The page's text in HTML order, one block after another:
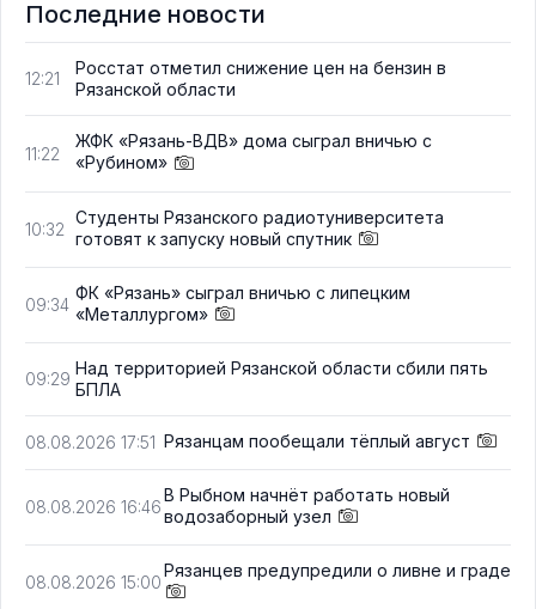
Последние новости
12:21
Росстат отметил снижение цен на бензин в
Рязанской области
11:22
ЖФК «Рязань-ВДВ» дома сыграл вничью с
«Рубином»
10:32
Студенты Рязанского радиотуниверситета
готовят к запуску новый спутник
09:34
ФК «Рязань» сыграл вничью с липецким
«Металлургом»
09:29
Над территорией Рязанской области сбили пять
БПЛА
08.08.2026 17:51 Рязанцам пообещали тёплый август
08.08.2026 16:46
В Рыбном начнёт работать новый
водозаборный узел
08.08.2026 15:00
Рязанцев предупредили о ливне и граде